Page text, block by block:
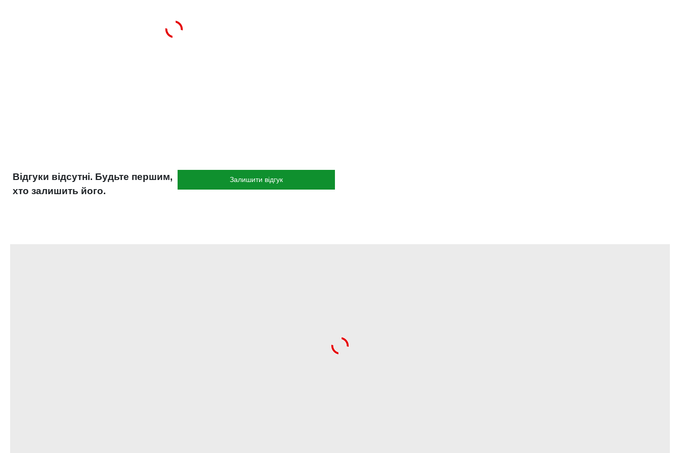
OPEL 1940 663
VOLVO 1381080
Відгуки відсутні. Будьте першим,
хто залишить його.
Залишити відгук